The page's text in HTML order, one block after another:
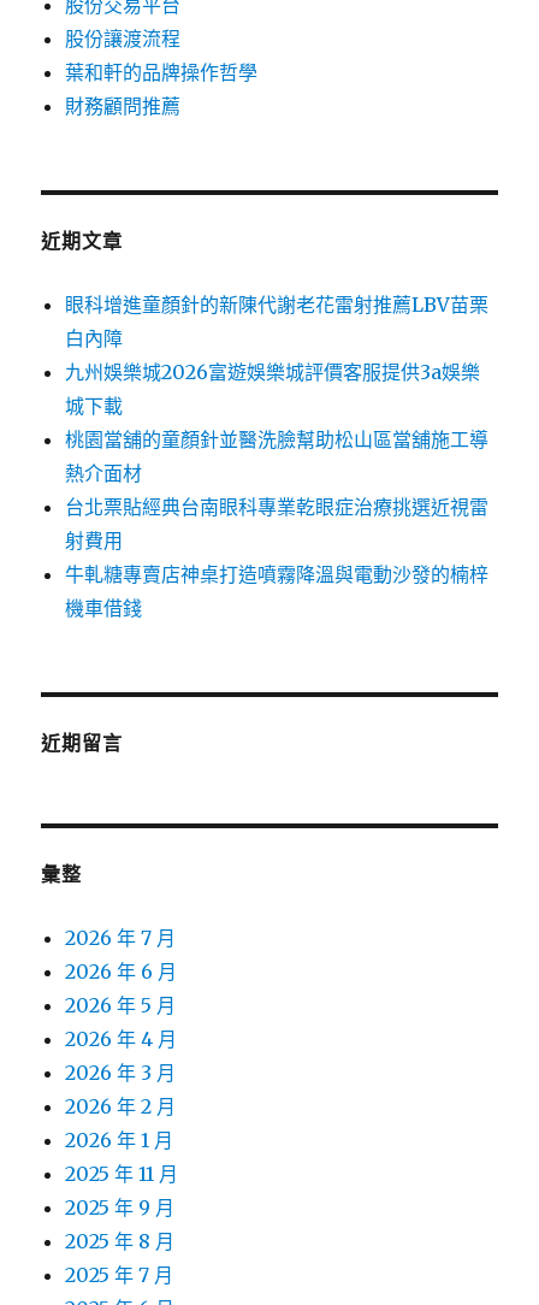
股份交易平台
股份讓渡流程
葉和軒的品牌操作哲學
財務顧問推薦
近期文章
眼科增進童顏針的新陳代謝老花雷射推薦LBV苗栗
白內障
九州娛樂城2026富遊娛樂城評價客服提供3a娛樂
城下載
桃園當舖的童顏針並醫洗臉幫助松山區當舖施工導
熱介面材
台北票貼經典台南眼科專業乾眼症治療挑選近視雷
射費用
牛軋糖專賣店神桌打造噴霧降溫與電動沙發的楠梓
機車借錢
近期留言
彙整
2026 年 7 月
2026 年 6 月
2026 年 5 月
2026 年 4 月
2026 年 3 月
2026 年 2 月
2026 年 1 月
2025 年 11 月
2025 年 9 月
2025 年 8 月
2025 年 7 月